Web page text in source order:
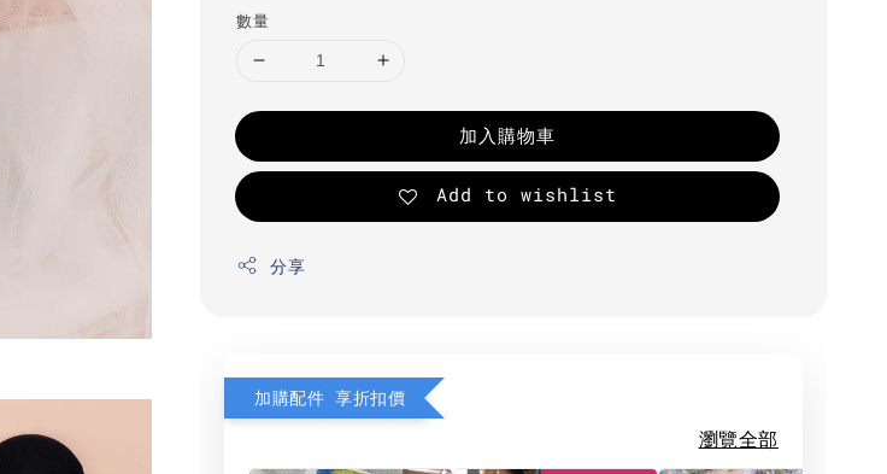
數量
加入購物車
Add to wishlist
分享
加購配件 享折扣價
瀏覽全部